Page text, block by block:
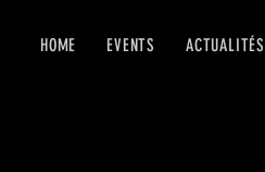
HOME EVENTS ACTUALITÉS